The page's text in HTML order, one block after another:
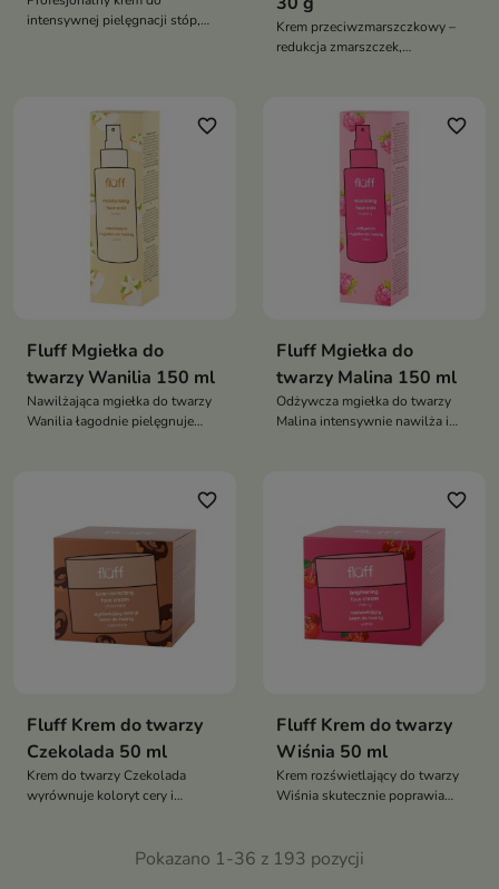
intensywnej pielęgnacji stóp,
Krem przeciwzmarszczkowy –
redukcja zmarszczek,
colostrum 5%, intensywne
nawilżenie i ochrona cery
favorite_border
Fluff Mgiełka do
twarzy Wanilia 150 ml
Nawilżająca mgiełka do twarzy
Wanilia łagodnie pielęgnuje
favorite_border
Fluff Mgiełka do
twarzy Malina 150 ml
Odżywcza mgiełka do twarzy
Malina intensywnie nawilża i
favorite_border
Fluff Krem do twarzy
Czekolada 50 ml
Krem do twarzy Czekolada
wyrównuje koloryt cery i
favorite_border
Fluff Krem do twarzy
Wiśnia 50 ml
Krem rozświetlający do twarzy
Wiśnia skutecznie poprawia
koloryt
Pokazano 1-36 z 193 pozycji